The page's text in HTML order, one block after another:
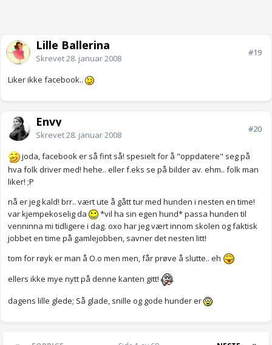
Lille Ballerina
Skrevet28. januar 2008
#19
Liker ikke facebook..
Envy
Skrevet28. januar 2008
#20
joda, facebook er så fint så! spesielt for å "oppdatere" seg på
hva folk driver med! hehe.. eller f.eks se på bilder av. ehm.. folk man
liker! ;P
nå er jeg kald! brr.. vært ute å gått tur med hunden i nesten en time!
var kjempekoselig da
*vil ha sin egen hund* passa hunden til
venninna mi tidligere i dag. oxo har jeg vært innom skolen og faktisk
jobbet en time på gamlejobben, savner det nesten litt!
tom for røyk er man å O.o men men, får prøve å slutte.. eh
ellers ikke mye nytt på denne kanten gitt!
dagens lille glede; Så glade, snille og gode hunder er